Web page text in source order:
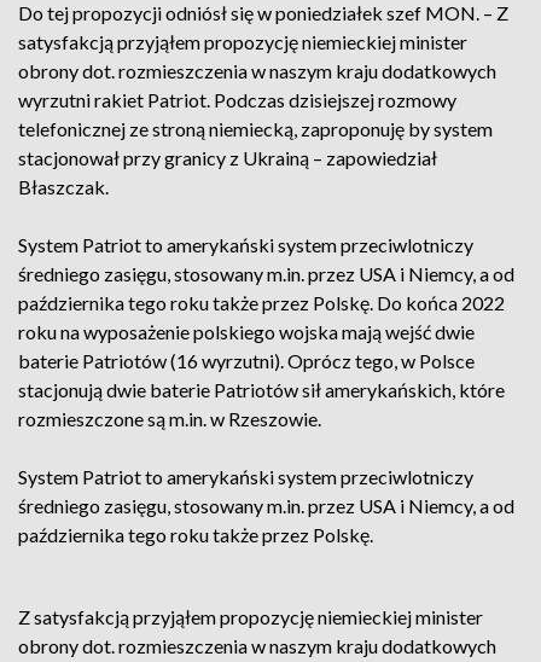
Do tej propozycji odniósł się w poniedziałek szef MON. – Z
satysfakcją przyjąłem propozycję niemieckiej minister
obrony dot. rozmieszczenia w naszym kraju dodatkowych
wyrzutni rakiet Patriot. Podczas dzisiejszej rozmowy
telefonicznej ze stroną niemiecką, zaproponuję by system
stacjonował przy granicy z Ukrainą – zapowiedział
Błaszczak.
System Patriot to amerykański system przeciwlotniczy
średniego zasięgu, stosowany m.in. przez USA i Niemcy, a od
października tego roku także przez Polskę. Do końca 2022
roku na wyposażenie polskiego wojska mają wejść dwie
baterie Patriotów (16 wyrzutni). Oprócz tego, w Polsce
stacjonują dwie baterie Patriotów sił amerykańskich, które
rozmieszczone są m.in. w Rzeszowie.
System Patriot to amerykański system przeciwlotniczy
średniego zasięgu, stosowany m.in. przez USA i Niemcy, a od
października tego roku także przez Polskę.
Z satysfakcją przyjąłem propozycję niemieckiej minister
obrony dot. rozmieszczenia w naszym kraju dodatkowych